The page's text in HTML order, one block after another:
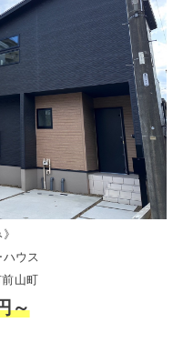
ウス
山町
～